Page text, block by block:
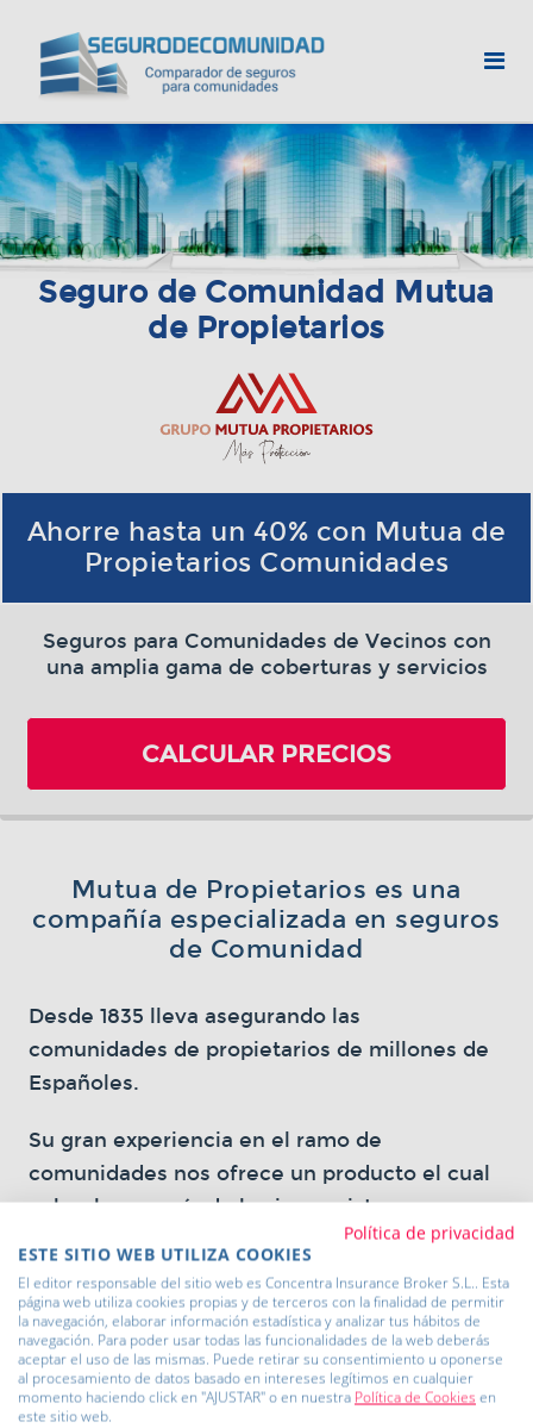
Seguro de Comunidad Mutua
de Propietarios
Ahorre hasta un 40% con Mutua de
Propietarios Comunidades
Seguros para Comunidades de Vecinos con
una amplia gama de coberturas y servicios
CALCULAR PRECIOS
Mutua de Propietarios es una
compañía especializada en seguros
de Comunidad
Desde 1835 lleva asegurando las
comunidades de propietarios de millones de
Españoles.
Su gran experiencia en el ramo de
comunidades nos ofrece un producto el cual
cubre la mayoría de los imprevistos que
ocurren en la comunidad, dispone de una
gran gama de coberturas que se adapta a las
necesidades de cada cliente.
Su gran solvencia nos garantiza la
tranquilidad de contratar nuestro seguro con
Política de privacidad
ESTE SITIO WEB UTILIZA COOKIES
El editor responsable del sitio web es Concentra Insurance Broker S.L.. Esta
página web utiliza cookies propias y de terceros con la finalidad de permitir
la navegación, elaborar información estadística y analizar tus hábitos de
navegación. Para poder usar todas las funcionalidades de la web deberás
aceptar el uso de las mismas. Puede retirar su consentimiento u oponerse
al procesamiento de datos basado en intereses legítimos en cualquier
momento haciendo click en "AJUSTAR" o en nuestra Política de Cookies en
este sitio web.